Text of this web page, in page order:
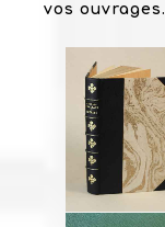
vos ouvrages.